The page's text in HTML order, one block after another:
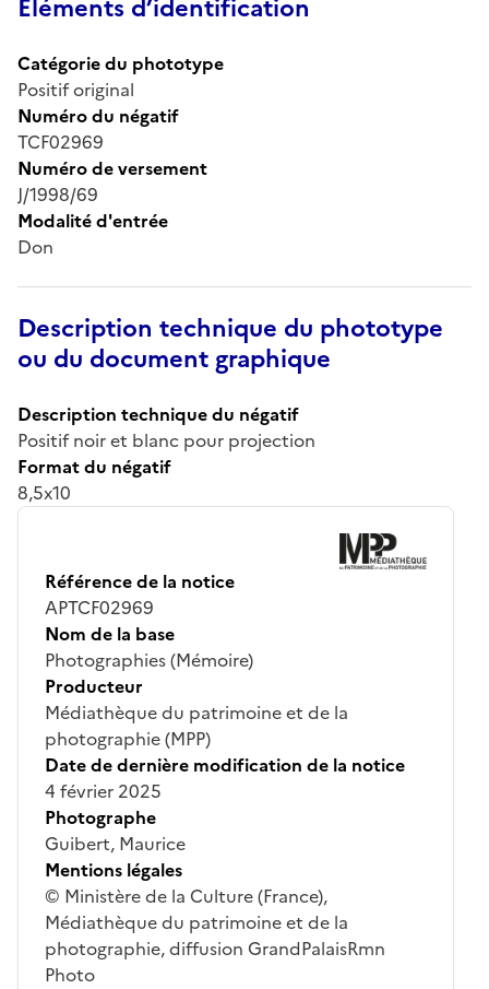
Éléments d’identification
Catégorie du phototype
Positif original
Numéro du négatif
TCF02969
Numéro de versement
J/1998/69
Modalité d'entrée
Don
Description technique du phototype
ou du document graphique
Description technique du négatif
Positif noir et blanc pour projection
Format du négatif
8,5x10
Référence de la notice
APTCF02969
Nom de la base
Photographies (Mémoire)
Producteur
Médiathèque du patrimoine et de la
photographie (MPP)
Date de dernière modification de la notice
4 février 2025
Photographe
Guibert, Maurice
Mentions légales
© Ministère de la Culture (France),
Médiathèque du patrimoine et de la
photographie, diffusion GrandPalaisRmn
Photo